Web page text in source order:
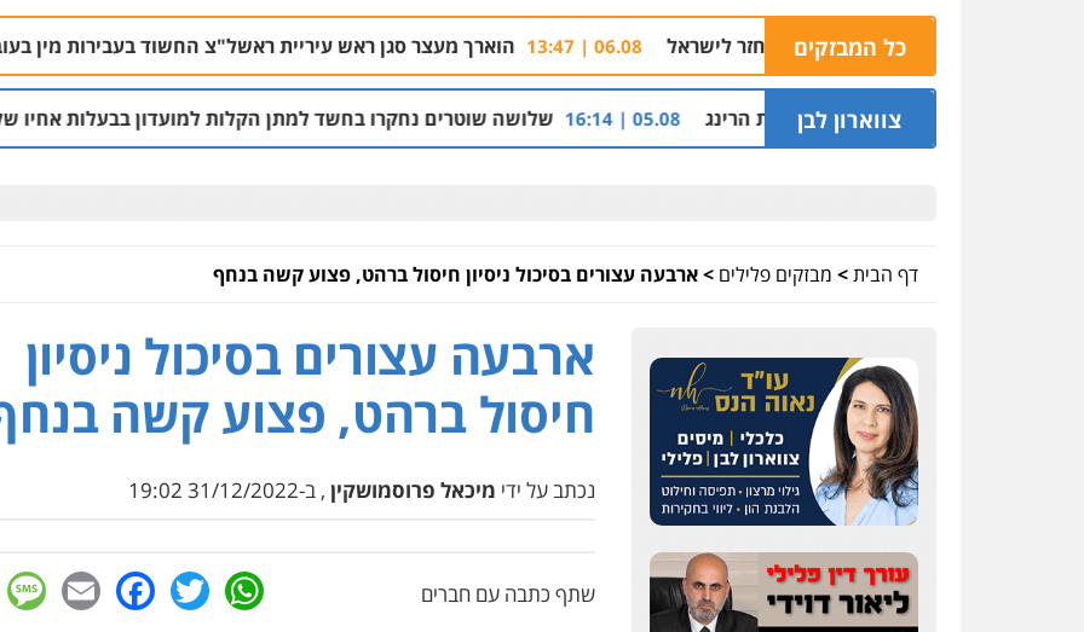
כל המבזקים
לזכריה אדרי שחזר לישראל 06.08 | 13:47 הוארך מעצר סגן ראש עיריית ראשל"צ החשוד בעבירות מין בעובדת 06.08 | 11:14
צווארון לבןשל משפחת הרינג 05.08 | 16:14 שלושה שוטרים נחקרו בחשד למתן הקלות למועדון בבעלות אחיו של "הצל" 05.08 | 12:03
דף הבית> מבזקים פלילים >ארבעה עצורים בסיכול ניסיון חיסול ברהט, פצוע קשה בנחף
ארבעה עצורים בסיכול ניסיון
חיסול ברהט, פצוע קשה
נכתב על ידי מיכאל פרוסמושקין , ב-31/12/2022 19:02
שתף כתבה עם חברים WhatsApp
Twitter